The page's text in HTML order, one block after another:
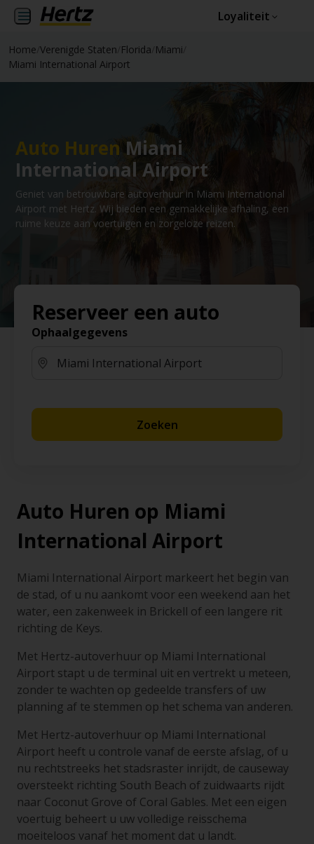
Loyaliteit
Home Verenigde Staten Florida Miami
Miami International Airport
Auto Huren Miami
International Airport
Geniet van betrouwbare autoverhuur in Miami International
Airport met Hertz. Wij bieden een gemakkelijke afhaling, een
ruime keuze aan voertuigen en zorgeloze reizen.
Reserveer een auto
Ophaalgegevens
Zoeken
Auto Huren op Miami
International Airport
Miami International Airport markeert het begin van
de stad, of u nu aankomt voor een weekend aan het
water, een zakenweek in Brickell of een langere rit
richting de Keys.
Met Hertz-autoverhuur op Miami International
Airport stapt u de terminal uit en vertrekt u meteen,
zonder te wachten op gedeelde transfers of uw
planning af te stemmen op het schema van anderen.
Met Hertz-autoverhuur op Miami International
Airport heeft u controle vanaf de eerste afslag, of u
nu rechtstreeks het stadsraster inrijdt, de causeway
oversteekt richting South Beach of zuidwaarts rijdt
naar Coconut Grove of Coral Gables. Met een eigen
voertuig beheert u uw volledige reisschema
moeiteloos vanaf het moment dat u landt.